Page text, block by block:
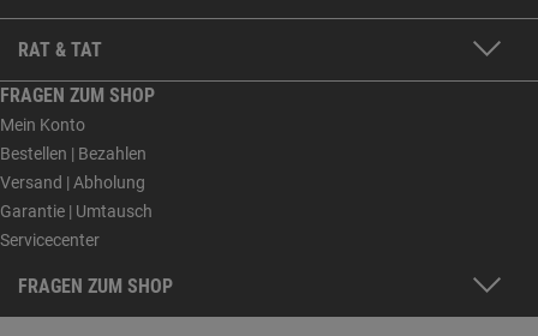
RAT & TAT
FRAGEN ZUM SHOP
Mein Konto
Bestellen | Bezahlen
Versand | Abholung
Garantie | Umtausch
Servicecenter
FRAGEN ZUM SHOP